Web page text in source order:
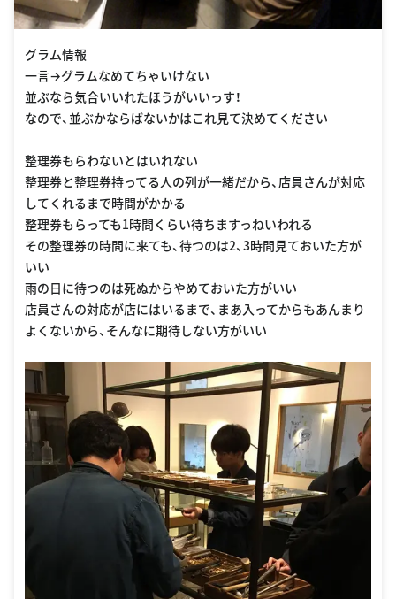
グラム情報
一言→グラムなめてちゃいけない
並ぶなら気合いいれたほうがいいっす！
なので、並ぶかならばないかはこれ見て決めてください
整理券もらわないとはいれない
整理券と整理券持ってる人の列が一緒だから、店員さんが対応
してくれるまで時間がかかる
整理券もらっても1時間くらい待ちますっねいわれる
その整理券の時間に来ても、待つのは2、3時間見ておいた方が
いい
雨の日に待つのは死ぬからやめておいた方がいい
店員さんの対応が店にはいるまで、まあ入ってからもあんまり
よくないから、そんなに期待しない方がいい